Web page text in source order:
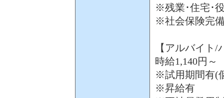
※残業･住宅･
※社会保険完
【アルバイト/
時給1,140円～
※試用期間有(
※昇給有